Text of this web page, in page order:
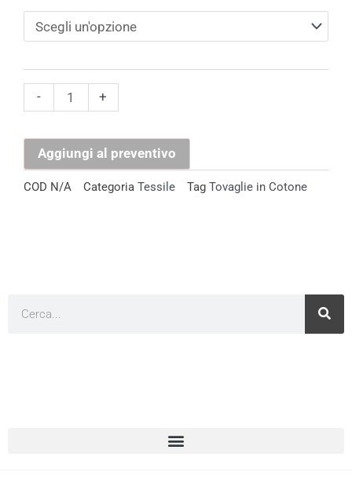
-
in
Cotone
Fresco
quantità
+
Aggiungi al preventivo
COD N/A Categoria Tessile Tag Tovaglie in Cotone